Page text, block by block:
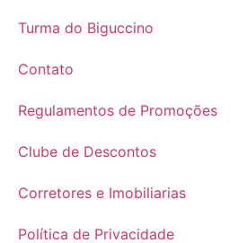
Turma do Biguccino
Contato
Regulamentos de Promoções
Clube de Descontos
Corretores e Imobiliarias
Política de Privacidade